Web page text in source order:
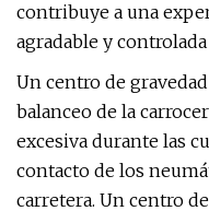
contribuye a una
agradable y
Un centro de
balanceo de la
excesiva durante las
contacto de los
carretera. Un centro